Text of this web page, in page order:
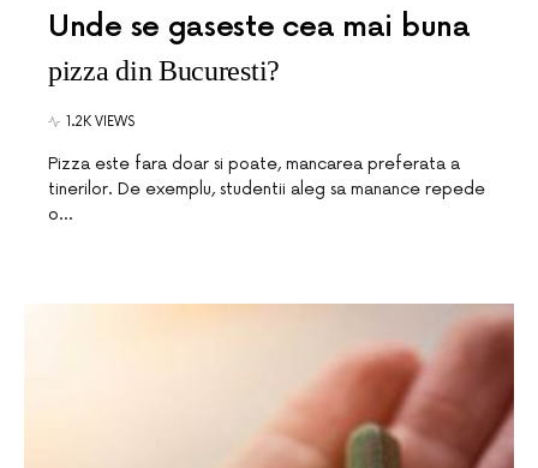
Unde se gaseste cea mai buna
pizza din Bucuresti?
1.2K VIEWS
Pizza este fara doar si poate, mancarea preferata a
tinerilor. De exemplu, studentii aleg sa manance repede
o…